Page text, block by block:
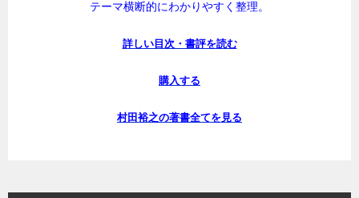
テーマ横断的にわかりやすく整理。
詳しい目次・書評を読む
購入する
村田裕之の著書全てを見る